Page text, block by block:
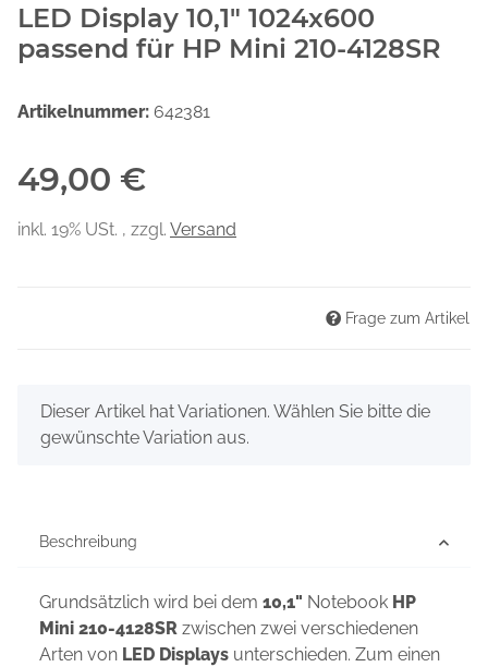
LED Display 10,1" 1024x600
passend für HP Mini 210-4128SR
Artikelnummer: 642381
49,00 €
inkl. 19% USt. , zzgl. Versand
Frage zum Artikel
x
Dieser Artikel hat Variationen. Wählen Sie bitte die
gewünschte Variation aus.
Beschreibung
Grundsätzlich wird bei dem 10,1" Notebook HP
Mini 210-4128SR zwischen zwei verschiedenen
Arten von LED Displays unterschieden. Zum einen